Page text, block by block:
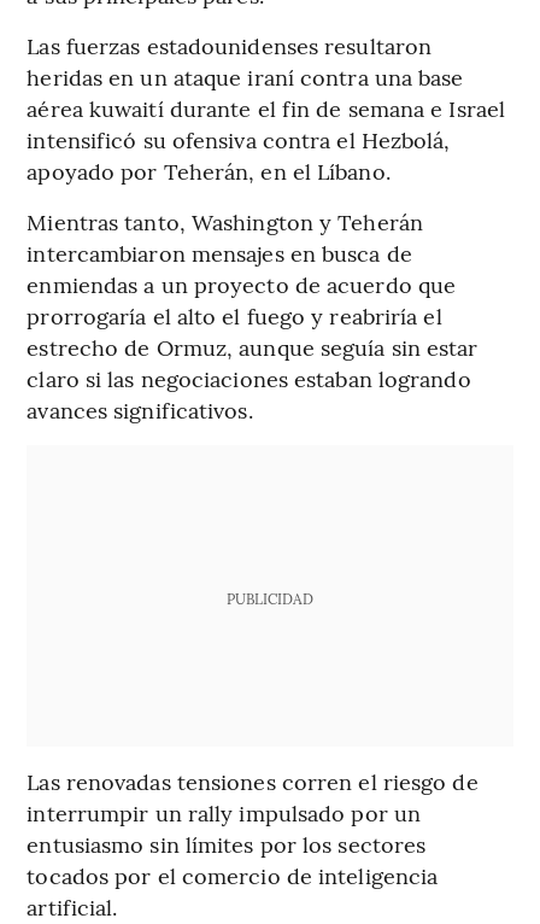
Las fuerzas estadounidenses resultaron
heridas en un ataque iraní contra una base
aérea kuwaití durante el fin de semana e Israel
intensificó su ofensiva contra el Hezbolá,
apoyado por Teherán, en el Líbano.
Mientras tanto, Washington y Teherán
intercambiaron mensajes en busca de
enmiendas a un proyecto de acuerdo que
prorrogaría el alto el fuego y reabriría el
estrecho de Ormuz, aunque seguía sin estar
claro si las negociaciones estaban logrando
avances significativos.
PUBLICIDAD
Las renovadas tensiones corren el riesgo de
interrumpir un rally impulsado por un
entusiasmo sin límites por los sectores
tocados por el comercio de inteligencia
artificial.